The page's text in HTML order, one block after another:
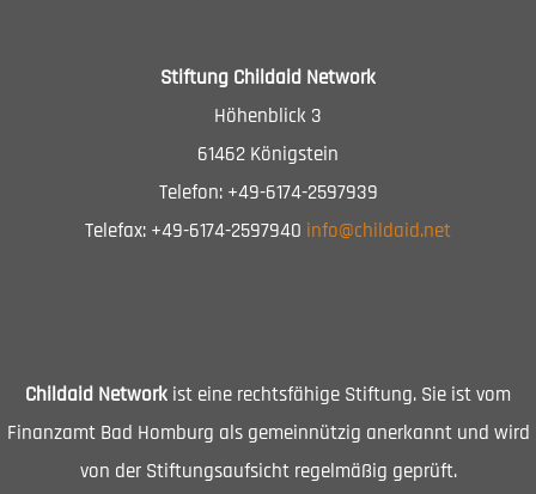
Stiftung Childaid Network
Höhenblick 3
61462 Königstein
Telefon: +49-6174-2597939
Telefax: +49-6174-2597940 info@childaid.net
Childaid Network ist eine rechtsfähige Stiftung. Sie ist vom
Finanzamt Bad Homburg als gemeinnützig anerkannt und wird
von der Stiftungsaufsicht regelmäßig geprüft.